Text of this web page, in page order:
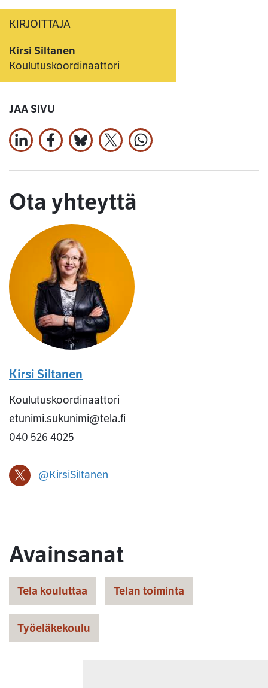
KIRJOITTAJA
Kirsi Siltanen
Koulutuskoordinaattori
JAA SIVU
Jaa LinkedInissä
Jaa Facebookissa
Jaa Bluesky:ssa
Jaa X:ssäJaa WhatsApissa
Ota yhteyttä
Kirsi Siltanen
Koulutuskoordinaattori
etunimi.sukunimi@tela.fi
040 526 4025
@KirsiSiltanen
Kirsi Siltanen X-profiili
Avainsanat
Tela kouluttaa Telan toiminta
Työeläkekoulu